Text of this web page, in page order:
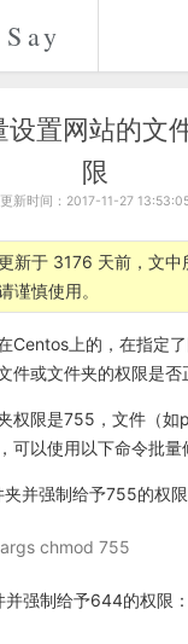
置网站的文
限
更新时间：2017-11-27
新于 3176 天前，文中
谨慎使用。
Centos上的，在指定
件或文件夹的权限是否
权限是755，文件（如
可以使用以下命令批量
并强制给予755的权限
chmod 755
强制给予644的权限：